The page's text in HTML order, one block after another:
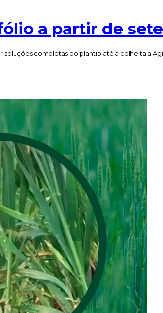
a partir de
completas do plantio até a colheita a